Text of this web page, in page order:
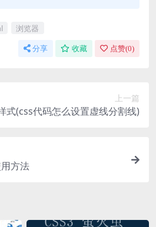
浏览器
分享 收藏 点赞(0)
上一篇
式(css代码怎么设置虚线分割线)
方法